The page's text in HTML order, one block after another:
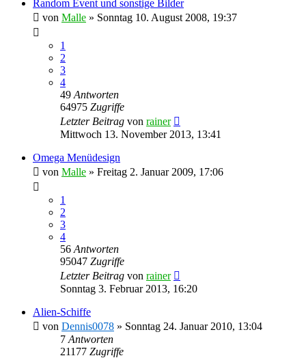
Random Event und sonstige Bilder
von Malle » Sonntag 10. August 2008, 19:37
1
2
3
4
49 Antworten
64975 Zugriffe
Letzter Beitrag von rainer
Mittwoch 13. November 2013, 13:41
Omega Menüdesign
von Malle » Freitag 2. Januar 2009, 17:06
1
2
3
4
56 Antworten
95047 Zugriffe
Letzter Beitrag von rainer
Sonntag 3. Februar 2013, 16:20
Alien-Schiffe
von Dennis0078 » Sonntag 24. Januar 2010, 13:04
7 Antworten
21177 Zugriffe